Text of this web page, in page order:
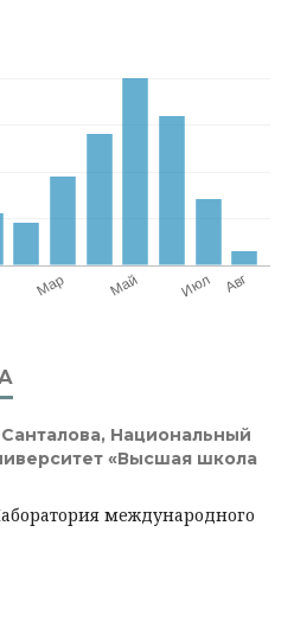
Национальный
«Высшая школа
международного